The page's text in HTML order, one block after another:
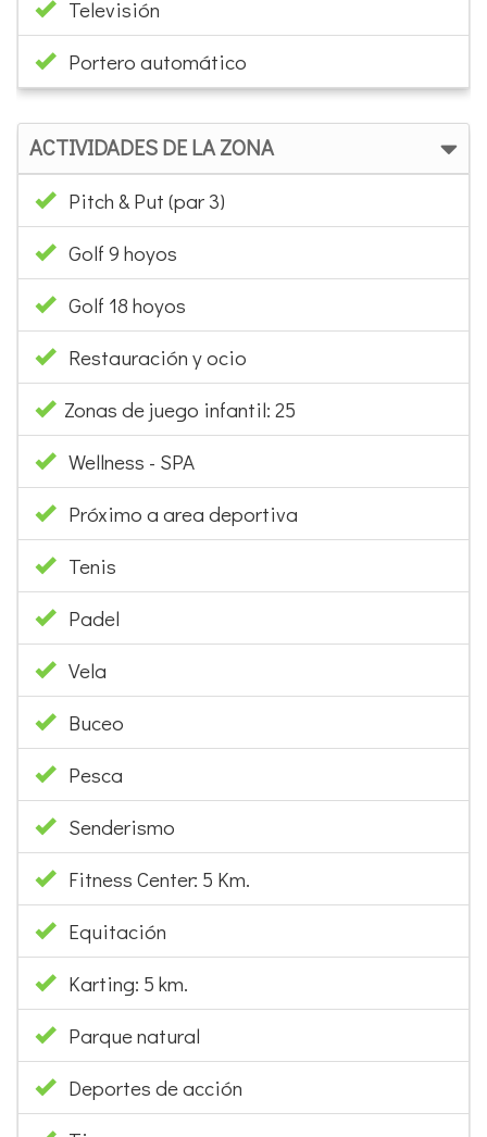
ACTIVIDADES DE LA ZONA
Golf 9 hoyos
Golf 18 hoyos
Restauración y ocio
Zonas de juego infantil: 25
Wellness - SPA
Próximo a area deportiva
Tenis
Padel
Vela
Buceo
Pesca
Senderismo
Fitness Center: 5 Km.
Equitación
Karting: 5 km.
Parque natural
Deportes de acción
Tiro con arco